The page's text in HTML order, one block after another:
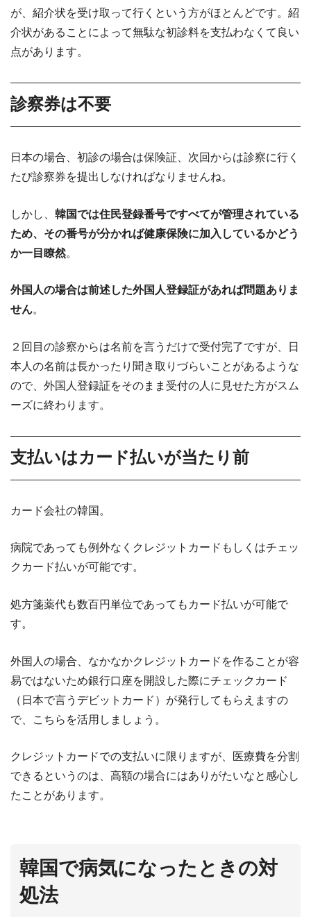
が、紹介状を受け取って行くという方がほとんどです。紹
介状があることによって無駄な初診料を支払わなくて良い
点があります。
診察券は不要
日本の場合、初診の場合は保険証、次回からは診察に行く
たび診察券を提出しなければなりませんね。
しかし、 韓国では住民登録番号ですべてが管理されている
ため、その番号が分かれば健康保険に加入しているかどう
か一目瞭然。
外国人の場合は前述した外国人登録証があれば問題ありま
せん。
２回目の診察からは名前を言うだけで受付完了ですが、日
本人の名前は長かったり聞き取りづらいことがあるような
ので、外国人登録証をそのまま受付の人に見せた方がスム
ーズに終わります。
支払いはカード払いが当たり前
カード会社の韓国。
病院であっても例外なくクレジットカードもしくはチェッ
クカード払いが可能です。
処方箋薬代も数百円単位であってもカード払いが可能で
す。
外国人の場合、なかなかクレジットカードを作ることが容
易ではないため銀行口座を開設した際にチェックカード
（日本で言うデビットカード）が発行してもらえますの
で、こちらを活用しましょう。
クレジットカードでの支払いに限りますが、医療費を分割
できるというのは、高額の場合にはありがたいなと感心し
たことがあります。
韓国で病気になったときの対
処法